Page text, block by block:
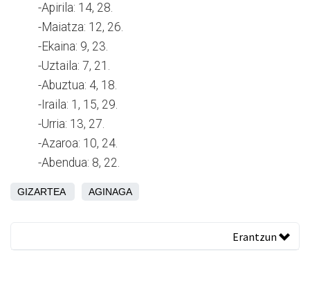
-Apirila: 14, 28.
-Maiatza: 12, 26.
-Ekaina: 9, 23.
-Uztaila: 7, 21.
-Abuztua: 4, 18.
-Iraila: 1, 15, 29.
-Urria: 13, 27.
-Azaroa: 10, 24.
-Abendua: 8, 22.
GIZARTEA AGINAGA
Erantzun